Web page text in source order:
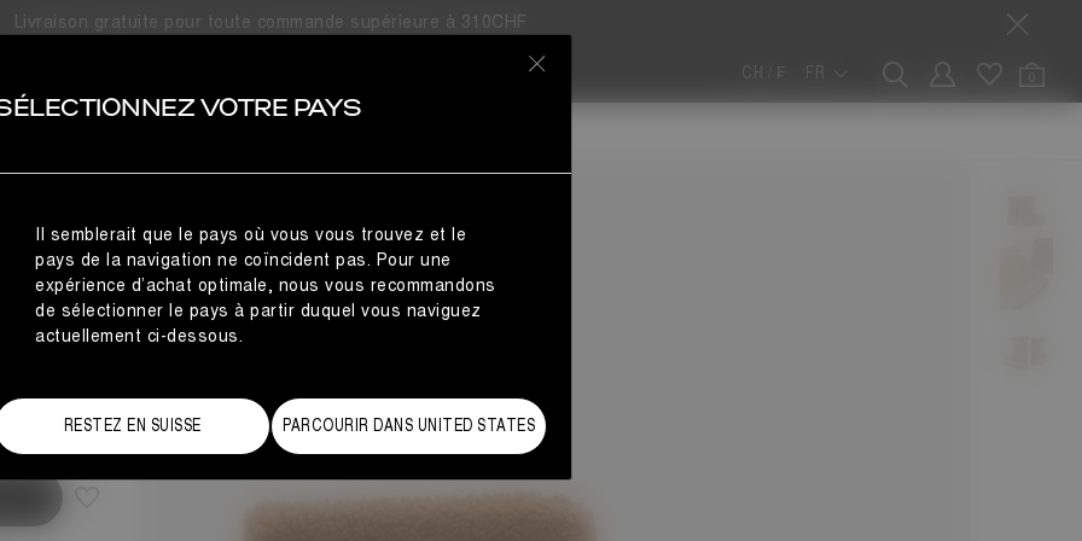
Livraison gratuite pour toute commande supérieure à 310CHF
CH / ₣ 0
VOTRE PAYS
Il semblerait que le pays où vous vous trouvez et le
pays de la navigation ne coïncident pas. Pour une
expérience d’achat optimale, nous vous recommandons
de sélectionner le pays à partir duquel vous naviguez
actuellement ci-dessous.
RESTEZ EN SUISSE PARCOURIR DANS UNITED STATES